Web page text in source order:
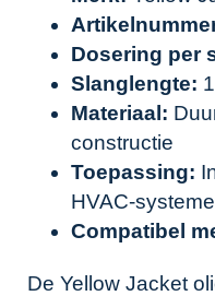
Dosering per
Slanglengte:
Materiaal:
constructie
Toepassing:
HVAC-
Compatibel
De Yellow Jacket